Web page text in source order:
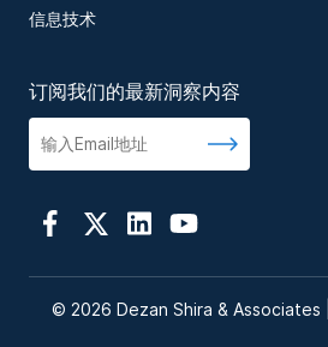
信息技术
订阅我们的最新洞察内容
© 2026 Dezan Shira & Associates |